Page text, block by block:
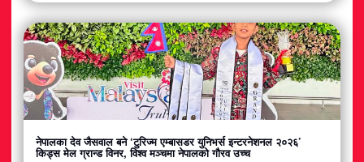
नेपालका देव जैसवाल बने ‘टुरिज्म एम्बासडर युनिभर्स इन्टरनेशनल २०२६’
किड्स मेल ग्रान्ड विनर, विश्व मञ्चमा नेपालको गौरव उच्च